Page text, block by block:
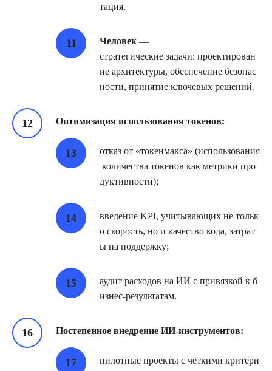
тация.
Человек —
стратегические задачи: проектирован
ие архитектуры, обеспечение безопас
ности, принятие ключевых решений.
Оптимизация использования токенов:
отказ от «токенмакса» (использования
количества токенов как метрики про
дуктивности);
введение KPI, учитывающих не тольк
о скорость, но и качество кода, затрат
ы на поддержку;
аудит расходов на ИИ с привязкой к б
изнес‑результатам.
Постепенное внедрение ИИ‑инструментов:
пилотные проекты с чёткими критери